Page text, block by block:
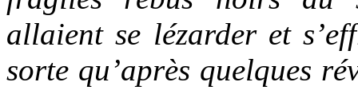
allaient se lézarder et
sorte qu’après quelques